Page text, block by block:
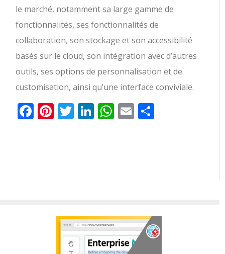
le marché, notamment sa large gamme de
fonctionnalités, ses fonctionnalités de
collaboration, son stockage et son accessibilité
basés sur le cloud, son intégration avec d’autres
outils, ses options de personnalisation et de
customisation, ainsi qu’une interface conviviale.
Facebook
Pinterest
Twitter
LinkedIn
WhatsApp
Email